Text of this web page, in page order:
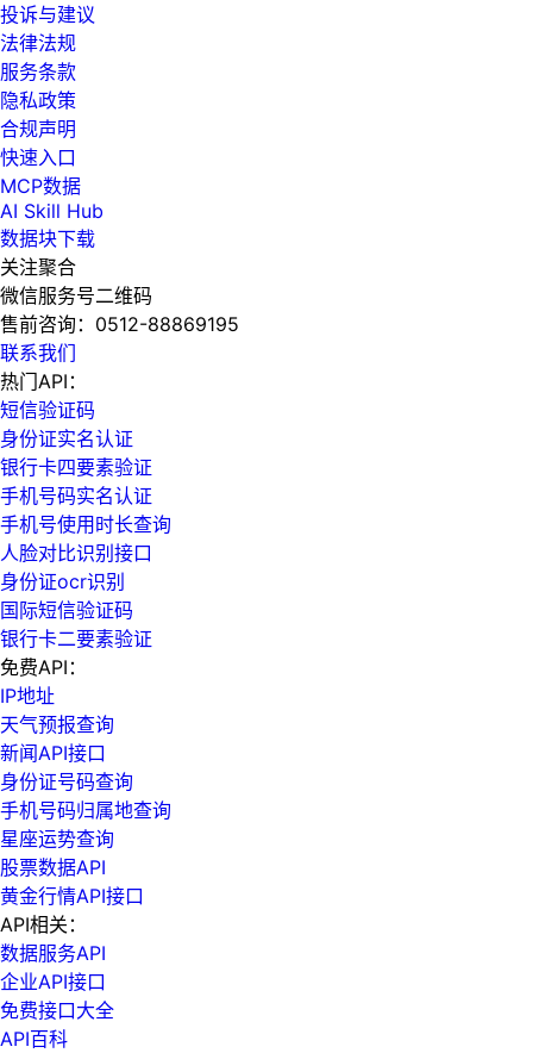
投诉与建议
法律法规
服务条款
隐私政策
合规声明
快速入口
MCP数据
AI Skill Hub
数据块下载
关注聚合
微信服务号二维码
售前咨询： 0512-88869195
联系我们
热门API：
短信验证码
身份证实名认证
银行卡四要素验证
手机号码实名认证
手机号使用时长查询
人脸对比识别接口
身份证ocr识别
国际短信验证码
银行卡二要素验证
免费API：
IP地址
天气预报查询
新闻API接口
身份证号码查询
手机号码归属地查询
星座运势查询
股票数据API
黄金行情API接口
API相关：
数据服务API
企业API接口
免费接口大全
API百科